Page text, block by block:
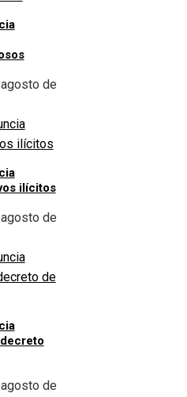
de
ilícitos
de
de